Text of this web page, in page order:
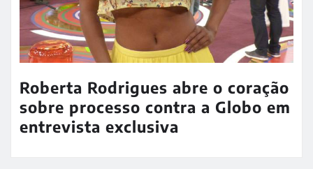
Roberta Rodrigues abre o coração
sobre processo contra a Globo em
entrevista exclusiva